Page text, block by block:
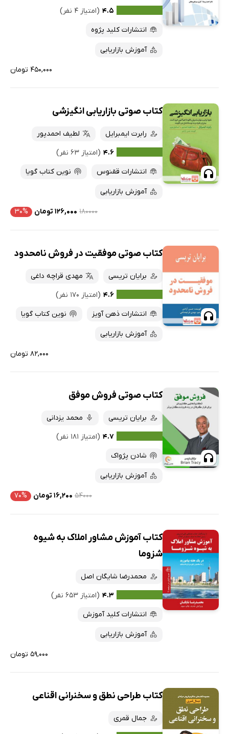
۴.۵ (امتیاز ۴ نفر)
انتشارات کلید پژوه
آموزش بازاریابی
۴۵۰,۰۰۰ تومان
کتاب صوتی بازاریابی انگیزشی
رابرت ایمبرایل
لطیف احمدپور
۴.۶ (امتیاز ۶۳ نفر)
انتشارات ققنوس
نوین کتاب گویا
آموزش بازاریابی
۱۸۰۰۰۰ ۱۲۶,۰۰۰ تومان ۳۰%
کتاب صوتی موفقیت در فروش نامحدود
برایان تریسی
مهدی قراچه داغی
۴.۶ (امتیاز ۱۷۰ نفر)
انتشارات ذهن آویز
نوین کتاب گویا
آموزش بازاریابی
۸۲,۰۰۰ تومان
کتاب صوتی فروش موفق
برایان تریسی
محمد یزدانی
۴.۷ (امتیاز ۱۸۱ نفر)
شادن پژواک
آموزش بازاریابی
۵۴۰۰۰ ۱۶,۲۰۰ تومان ۷۰%
کتاب آموزش مشاور املاک به شیوه
شزوما
محمدرضا شایگان اصل
۴.۳ (امتیاز ۶۵۳ نفر)
انتشارات کلید آموزش
آموزش بازاریابی
۵۹,۰۰۰ تومان
کتاب طراحی نطق و سخنرانی اقناعی
جمال قمری